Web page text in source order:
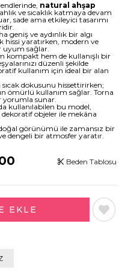
natural ahşap
ve sıcaklık katmaya devam
sade ama etkileyici tasarımı
geniş ve aydınlık bir algı
hissi yaratırken, modern ve
uyum sağlar.
kompakt hem de kullanışlı bir
düzenli şekilde
kullanım için ideal bir alan
dokusunu hissettirirken;
ömürlü kullanım sağlar. Torna
yorumla sunar.
kullanılabilen bu model,
objeler ile mekâna
görünümü ile zamansız bir
dengeli bir atmosfer yaratır.
Beden Tablosu